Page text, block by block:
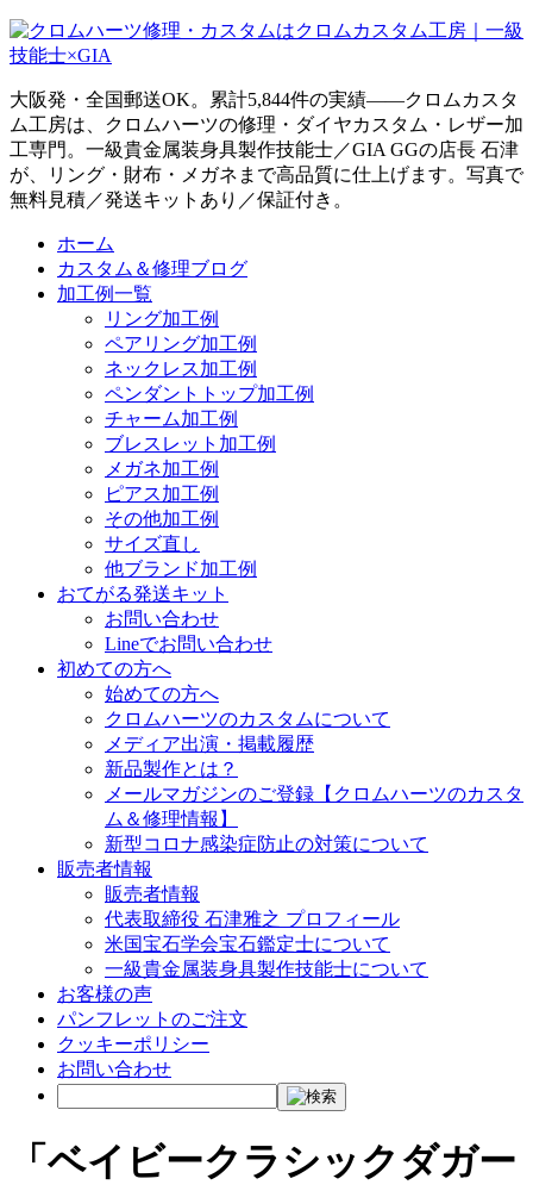
大阪発・全国郵送OK。累計5,844件の実績——クロムカスタ
ム工房は、クロムハーツの修理・ダイヤカスタム・レザー加
工専門。一級貴金属装身具製作技能士／GIA GGの店長 石津
が、リング・財布・メガネまで高品質に仕上げます。写真で
無料見積／発送キットあり／保証付き。
ホーム
カスタム＆修理ブログ
加工例一覧
リング加工例
ペアリング加工例
ネックレス加工例
ペンダントトップ加工例
チャーム加工例
ブレスレット加工例
メガネ加工例
ピアス加工例
その他加工例
サイズ直し
他ブランド加工例
おてがる発送キット
お問い合わせ
Lineでお問い合わせ
初めての方へ
始めての方へ
クロムハーツのカスタムについて
メディア出演・掲載履歴
新品製作とは？
メールマガジンのご登録【クロムハーツのカスタ
ム＆修理情報】
新型コロナ感染症防止の対策について
販売者情報
販売者情報
代表取締役 石津雅之 プロフィール
米国宝石学会宝石鑑定士について
一級貴金属装身具製作技能士について
お客様の声
パンフレットのご注文
クッキーポリシー
お問い合わせ
「ベイビークラシックダガー